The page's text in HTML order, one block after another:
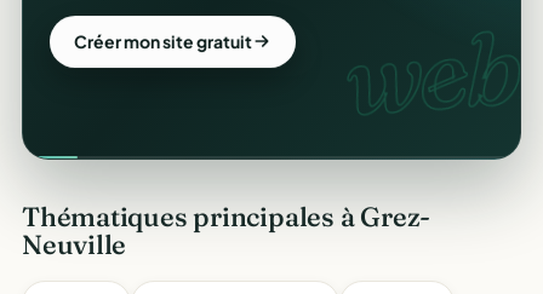
web.
Créer mon site gratuit
Thématiques principales à Grez-
Neuville